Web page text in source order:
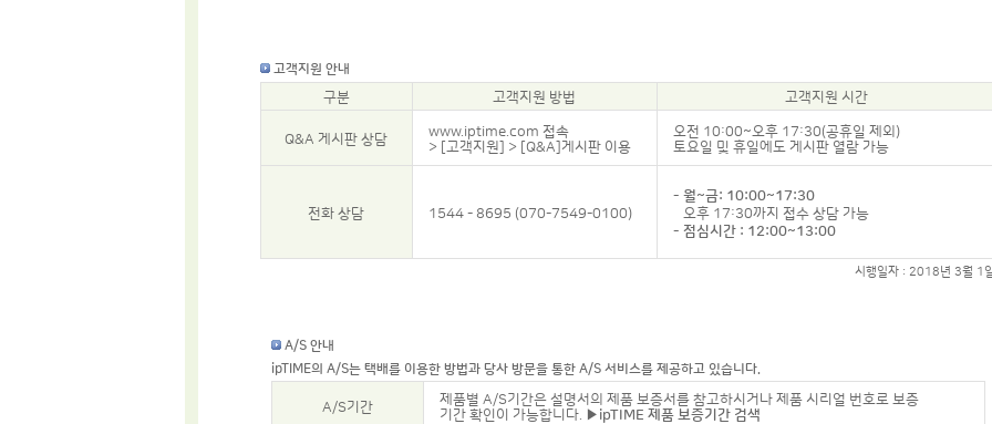
고객지원 안내
구분 고객지원 방법 고객지원 시간
Q&A 게시판 상담 www.iptime.com 접속
> [고객지원] > [Q&A]게시판 이용
오전 10:00~오후 17:30(공휴일 제외)
토요일 및 휴일에도 게시판 열람 가능
전화 상담 1544 - 8695 (070-7549-0100)
- 월~금: 10:00~17:30
오후 17:30까지 접수 상담 가능
- 점심시간 : 12:00~13:00
시행일자 : 2018년 3월 1
A/S 안내
ipTIME의 A/S는 택배를 이용한 방법과 당사 방문을 통한 A/S 서비스를 제공하고 있습니다.
A/S기간
제품별 A/S기간은 설명서의 제품 보증서를 참고하시거나 제품 시리얼 번호로 보증
기간 확인이 가능합니다. ▶ipTIME 제품 보증기간 검색